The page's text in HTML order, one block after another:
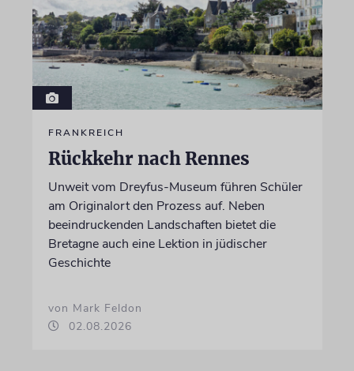
FRANKREICH
Rückkehr nach Rennes
Unweit vom Dreyfus-Museum führen Schüler
am Originalort den Prozess auf. Neben
beeindruckenden Landschaften bietet die
Bretagne auch eine Lektion in jüdischer
Geschichte
von Mark Feldon
02.08.2026